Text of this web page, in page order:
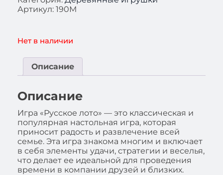
Артикул: 190М
Нет в наличии
Описание
Описание
Игра «Русское лото» — это классическая и
популярная настольная игра, которая
приносит радость и развлечение всей
семье. Эта игра знакома многим и включает
в себя элементы удачи, стратегии и веселья,
что делает ее идеальной для проведения
времени в компании друзей и близких.